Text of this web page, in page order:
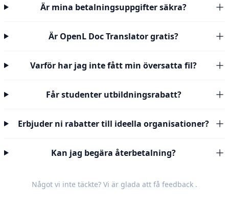
Är mina betalningsuppgifter säkra?
Är OpenL Doc Translator gratis?
Varför har jag inte fått min översatta fil?
Får studenter utbildningsrabatt?
Erbjuder ni rabatter till ideella organisationer?
Kan jag begära återbetalning?
Något vi inte täckte? Vi är glada att få feedback .